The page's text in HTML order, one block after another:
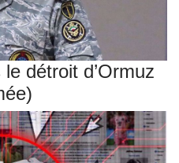
le détroit d’Ormuz